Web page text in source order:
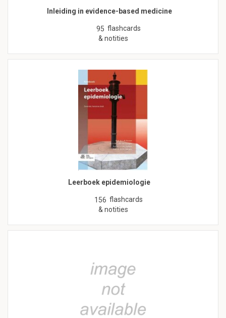
Inleiding in evidence-based medicine
95 flashcards
& notities
Leerboek epidemiologie
156 flashcards
& notities